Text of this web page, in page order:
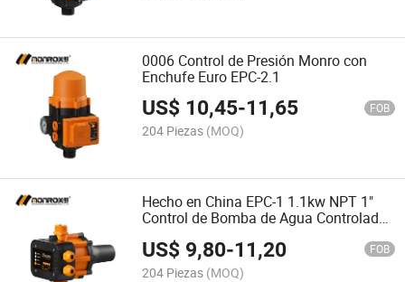
0006 Control de Presión Monro con
Enchufe Euro EPC-2.1
US$ 10,45-11,65 FOB
204 Piezas (MOQ)
Hecho en China EPC-1 1.1kw NPT 1"
Control de Bomba de Agua Controlador
US$ 9,80-11,20 FOB
204 Piezas (MOQ)